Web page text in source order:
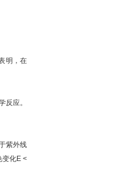
明，在
反应。
紫外线
变化E <